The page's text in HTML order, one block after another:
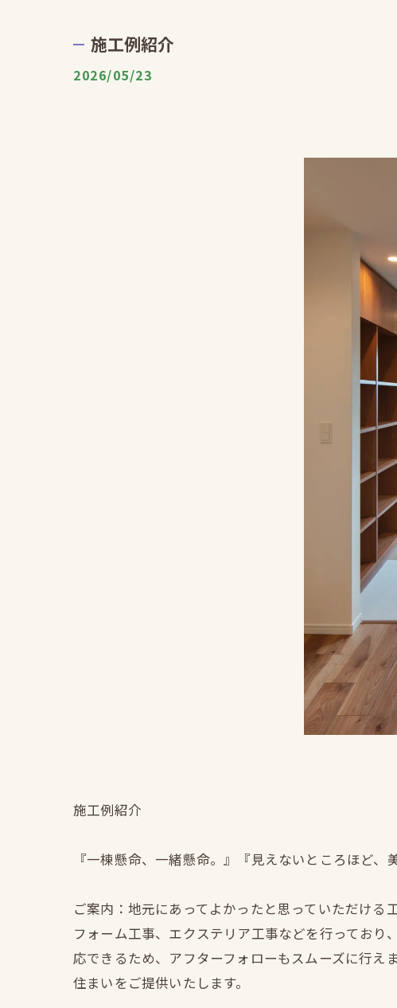
施工例紹介
2026/05/23
施工例紹介
『一棟懸命、一緒懸命。』『見えないところほど、
ご案内：地元にあってよかったと思っていただけ
フォーム工事、エクステリア工事などを行ってお
応できるため、アフターフォローもスムーズに行え
住まいをご提供いたします。